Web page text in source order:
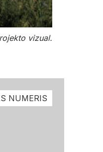
vizual.
NUMERIS